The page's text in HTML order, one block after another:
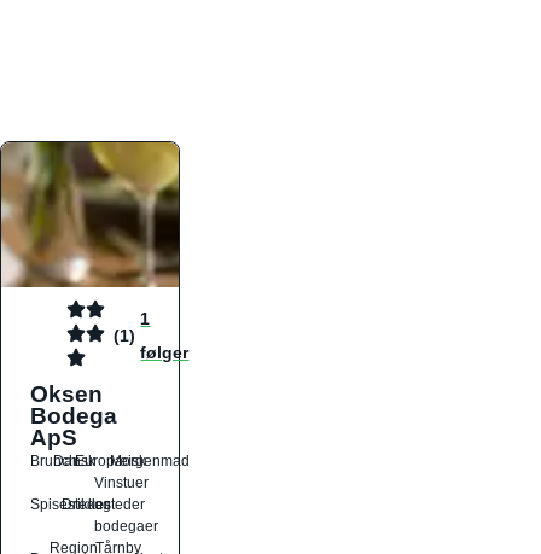
(1)
1
følger
Oksen
Bodega
ApS
Brunch
DanskEuropæiskMorgenmad
Spisesteder
Drikkesteder
Vinstuer
og
bodegaer
RegionTårnby